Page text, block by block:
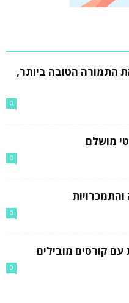
התמורה הטובה ביותר,
0
מושלם
0
0
קורסים מובילים
0